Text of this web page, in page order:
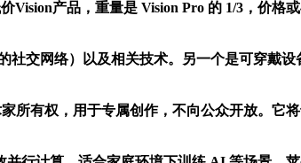
产品，重量是 Vision Pro 的 1/3，价格
交网络）以及相关技术。另一个是可穿戴设
有权，用于专属创作，不向公众开放。它